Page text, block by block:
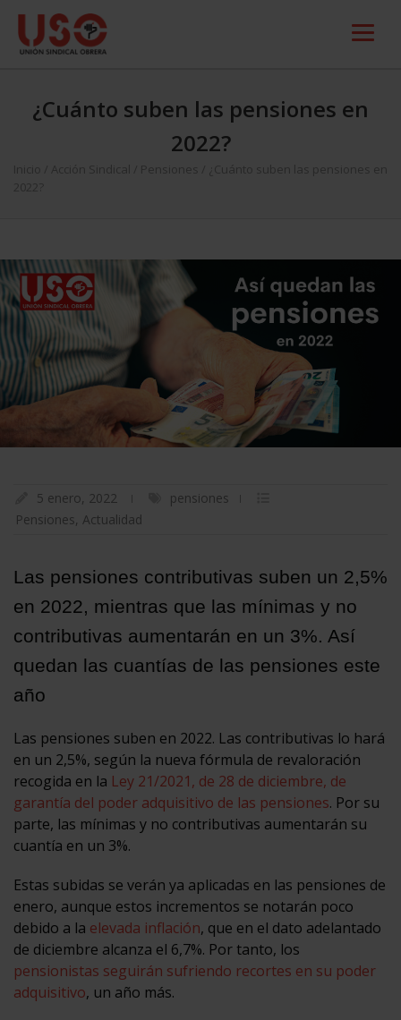
¿Cuánto suben las pensiones en
2022?
Inicio Acción Sindical Pensiones
¿Cuánto suben las pensiones en
2022?
5 enero, 2022
pensiones
Pensiones, Actualidad
Las pensiones contributivas suben un 2,5%
en 2022, mientras que las mínimas y no
contributivas aumentarán en un 3%. Así
quedan las cuantías de las pensiones este
año
Las pensiones suben en 2022. Las contributivas lo hará
en un 2,5%, según la nueva fórmula de revaloración
recogida en la Ley 21/2021, de 28 de diciembre, de
garantía del poder adquisitivo de las pensiones. Por su
parte, las mínimas y no contributivas aumentarán su
cuantía en un 3%.
Estas subidas se verán ya aplicadas en las pensiones de
enero, aunque estos incrementos se notarán poco
debido a la elevada inflación, que en el dato adelantado
de diciembre alcanza el 6,7%. Por tanto, los
pensionistas seguirán sufriendo recortes en su poder
adquisitivo, un año más.